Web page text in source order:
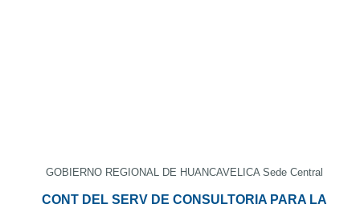
GOBIERNO REGIONAL DE HUANCAVELICA Sede Central
CONT DEL SERV DE CONSULTORIA PARA LA